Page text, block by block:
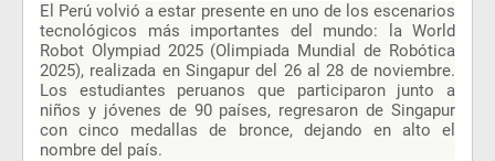
El Perú volvió a estar presente en uno de los escenarios
tecnológicos más importantes del mundo: la World
Robot Olympiad 2025 (Olimpiada Mundial de Robótica
2025), realizada en Singapur del 26 al 28 de noviembre.
Los estudiantes peruanos que participaron junto a
niños y jóvenes de 90 países, regresaron de Singapur
con cinco medallas de bronce, dejando en alto el
nombre del país.